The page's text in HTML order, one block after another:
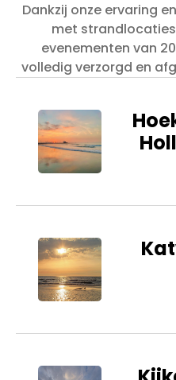
Dankzij onze ervaring
met
evenementen van
volledig verzorgd en